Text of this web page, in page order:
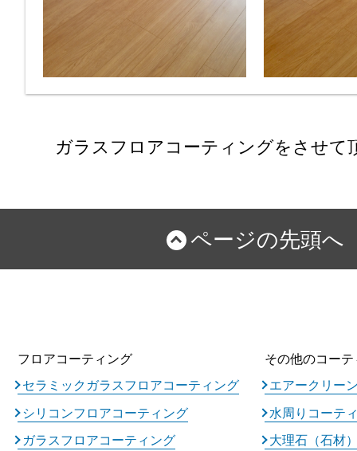
ガラスフロアコーティングをさせて
ページの先頭へ
フロアコーティング
セラミックガラスフロアコーティング
シリコンフロアコーティング
ガラスフロアコーティング
その他のコー
エアークリー
水周りコーテ
大理石（石材